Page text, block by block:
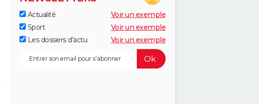
Actualité
Voir un exemple
Sport
Voir un exemple
Les dossiers d'actu
Voir un exemple